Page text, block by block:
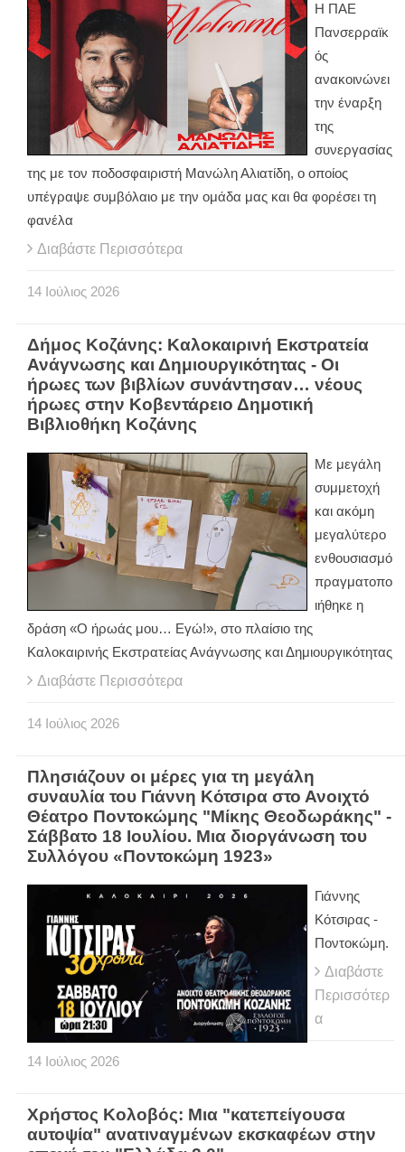
Η ΠΑΕ
Πανσερραϊκ
ός
ανακοινώνει
την έναρξη
της
συνεργασίας
της με τον ποδοσφαιριστή Μανώλη Αλιατίδη, ο οποίος
υπέγραψε συμβόλαιο με την ομάδα μας και θα φορέσει τη
φανέλα
Διαβάστε Περισσότερα
14 Ιούλιος 2026
Δήμος Κοζάνης: Καλοκαιρινή Εκστρατεία
Ανάγνωσης και Δημιουργικότητας - Οι
ήρωες των βιβλίων συνάντησαν… νέους
ήρωες στην Κοβεντάρειο Δημοτική
Βιβλιοθήκη Κοζάνης
Με μεγάλη
συμμετοχή
και ακόμη
μεγαλύτερο
ενθουσιασμό
πραγματοπο
ιήθηκε η
δράση «Ο ήρωάς μου… Εγώ!», στο πλαίσιο της
Καλοκαιρινής Εκστρατείας Ανάγνωσης και Δημιουργικότητας
Διαβάστε Περισσότερα
14 Ιούλιος 2026
Πλησιάζουν οι μέρες για τη μεγάλη
συναυλία του Γιάννη Κότσιρα στο Ανοιχτό
Θέατρο Ποντοκώμης "Μίκης Θεοδωράκης" -
Σάββατο 18 Ιουλίου. Μια διοργάνωση του
Συλλόγου «Ποντοκώμη 1923»
Γιάννης
Κότσιρας -
Ποντοκώμη.
Διαβάστε
Περισσότερ
α
14 Ιούλιος 2026
Χρήστος Κολοβός: Μια "κατεπείγουσα
αυτοψία" ανατιναγμένων εκσκαφέων στην